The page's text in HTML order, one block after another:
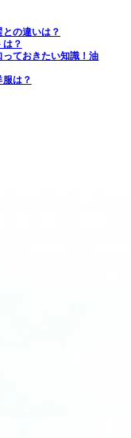
の違いは？
？
ておきたい知識！油
は？